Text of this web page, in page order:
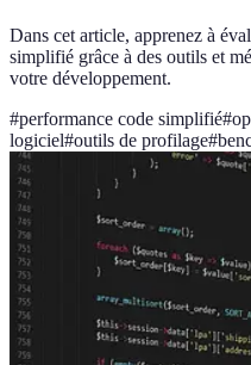
Dans cet article, apprenez à
simplifié grâce à des outils et
votre développement.
#performance code simplifié#
logiciel#outils de profilage#